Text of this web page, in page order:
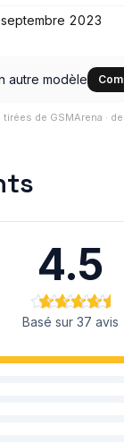
septembre 2023
autre modèle
tirées de GSMArena ·
4.5
Basé sur 37 avis